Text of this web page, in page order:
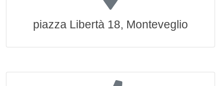
piazza Libertà 18, Monteveglio